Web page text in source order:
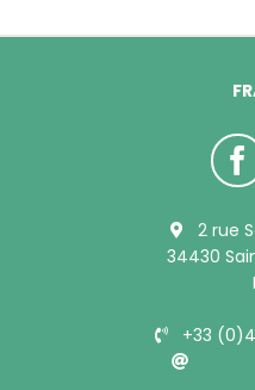
2 rue
34430
+33